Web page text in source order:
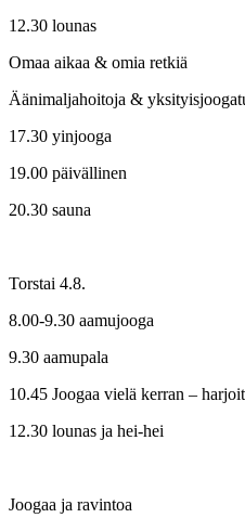
12.30 lounas
Omaa aikaa & omia retkiä
Äänimaljahoitoja &
17.30 yinjooga
19.00 päivällinen
20.30 sauna
Torstai 4.8.
8.00-9.30 aamujooga
9.30 aamupala
10.45 Joogaa vielä kerran –
12.30 lounas ja hei-hei
Joogaa ja ravintoa